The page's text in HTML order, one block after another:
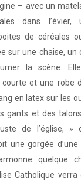
– avec un
dans l’évier,
de céréales
sur une chaise, un
la scène.
et une robe
en latex sur les
gants et des
de l’église, »
une gorgée
quelque
Catholique verra